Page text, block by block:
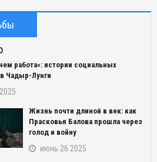
работа»: истории социальных
Чадыр-Лунги
Жизнь почти длиной в век: как
Прасковья Балова прошла через
голод и войну
июнь 26 2025